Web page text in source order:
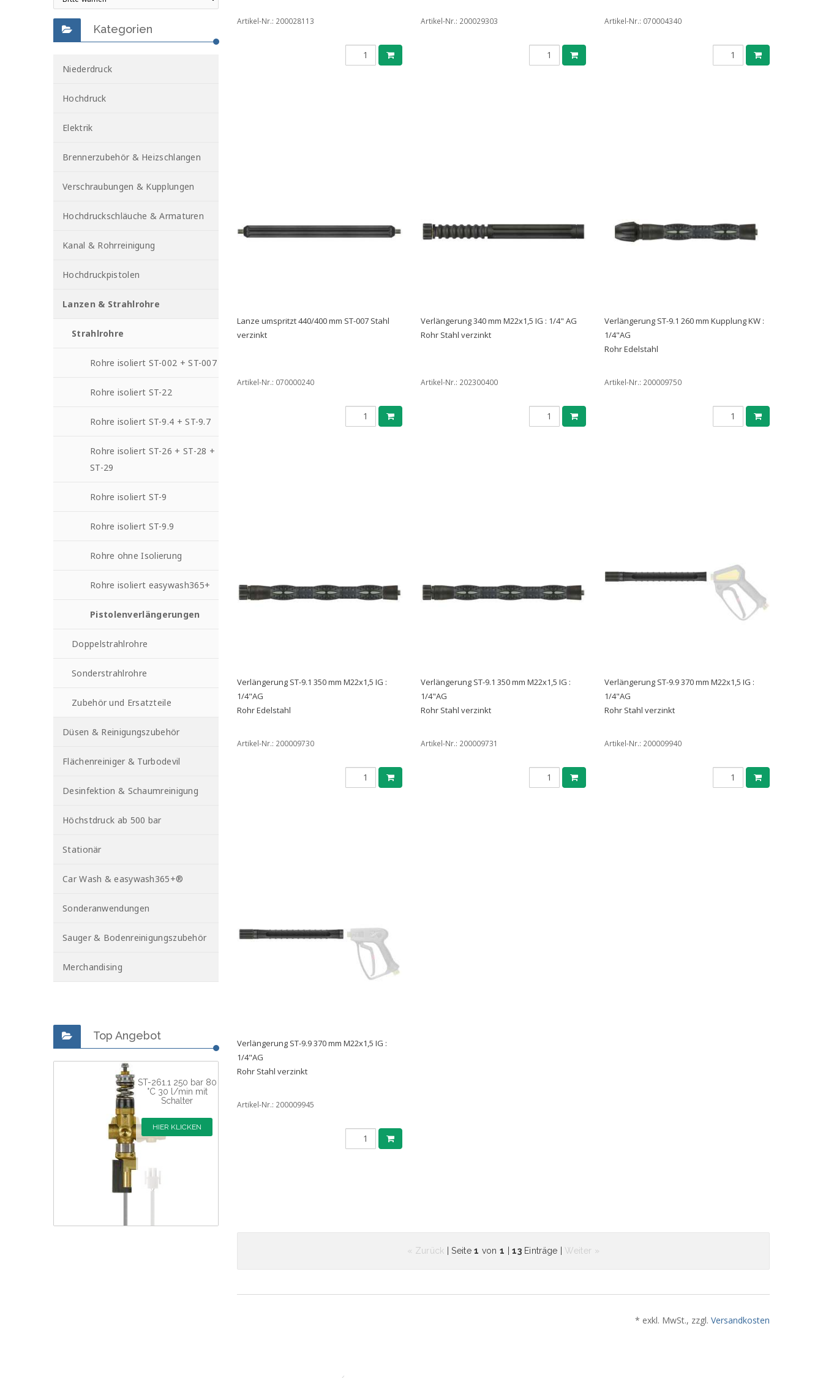
Kategorien
Niederdruck
Hochdruck
Elektrik
Brennerzubehör & Heizschlangen
Verschraubungen & Kupplungen
Hochdruckschläuche & Armaturen
Kanal & Rohrreinigung
Hochdruckpistolen
Lanzen & Strahlrohre
Strahlrohre
Rohre isoliert ST-002 + ST-007
Rohre isoliert ST-22
Rohre isoliert ST-9.4 + ST-9.7
Rohre isoliert ST-26 + ST-28 +
ST-29
Rohre isoliert ST-9
Rohre isoliert ST-9.9
Rohre ohne Isolierung
Rohre isoliert easywash365+
Pistolenverlängerungen
Doppelstrahlrohre
Sonderstrahlrohre
Zubehör und Ersatzteile
Düsen & Reinigungszubehör
Flächenreiniger & Turbodevil
Desinfektion & Schaumreinigung
Höchstdruck ab 500 bar
Stationär
Car Wash & easywash365+®
Sonderanwendungen
Sauger & Bodenreinigungszubehör
Merchandising
Top Angebot
ST-261.1 250 bar 80
°C 30 l/min mit
Schalter
HIER KLICKEN
Artikel-Nr.: 200028113 Artikel-Nr.: 200029303 Artikel-Nr.: 070004340
Lanze umspritzt 440/400 mm ST-007 Stahl
verzinkt
Artikel-Nr.: 070000240
Verlängerung 340 mm M22x1,5 IG : 1/4" AG
Rohr Stahl verzinkt
Artikel-Nr.: 202300400
Verlängerung ST-9.1 260 mm Kupplung KW :
1/4"AG
Rohr Edelstahl
Artikel-Nr.: 200009750
Verlängerung ST-9.1 350 mm M22x1,5 IG :
1/4"AG
Rohr Edelstahl
Artikel-Nr.: 200009730
Verlängerung ST-9.1 350 mm M22x1,5 IG :
1/4"AG
Rohr Stahl verzinkt
Artikel-Nr.: 200009731
Verlängerung ST-9.9 370 mm M22x1,5 IG :
1/4"AG
Rohr Stahl verzinkt
Artikel-Nr.: 200009940
Verlängerung ST-9.9 370 mm M22x1,5 IG :
1/4"AG
Rohr Stahl verzinkt
Artikel-Nr.: 200009945
« Zurück | Seite1 von1 |13Einträge |Weiter »
* exkl. MwSt., zzgl. Versandkosten